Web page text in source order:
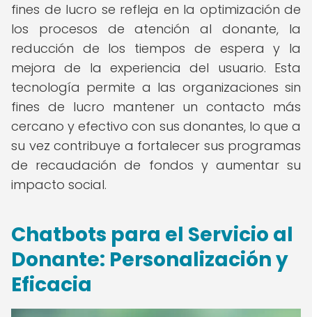
fines de lucro se refleja en la optimización de
los procesos de atención al donante, la
reducción de los tiempos de espera y la
mejora de la experiencia del usuario. Esta
tecnología permite a las organizaciones sin
fines de lucro mantener un contacto más
cercano y efectivo con sus donantes, lo que a
su vez contribuye a fortalecer sus programas
de recaudación de fondos y aumentar su
impacto social.
Chatbots para el Servicio al
Donante: Personalización y
Eficacia